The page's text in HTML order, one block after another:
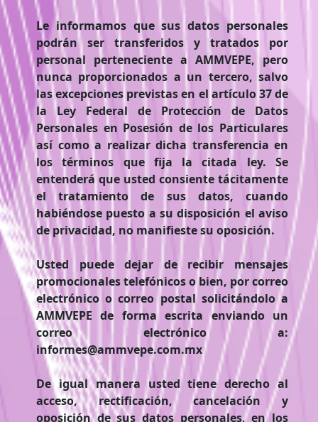
Le informamos que sus datos personales
podrán ser transferidos y tratados por
personal perteneciente a AMMVEPE, pero
nunca proporcionados a un tercero, salvo
las excepciones previstas en el artículo 37 de
la Ley Federal de Protección de Datos
Personales en Posesión de los Particulares
así como a realizar dicha transferencia en
los términos que fija la citada ley. Se
entenderá que usted consiente tácitamente
el tratamiento de sus datos, cuando
habiéndose puesto a su disposición el aviso
de privacidad, no manifieste su oposición.
Usted puede dejar de recibir mensajes
promocionales telefónicos o bien, por correo
electrónico o correo postal solicitándolo a
AMMVEPE de forma escrita enviando un
correo electrónico a:
informes@ammvepe.com.mx
De igual manera usted tiene derecho al
acceso, rectificación, cancelación y
oposición de sus datos personales, en los